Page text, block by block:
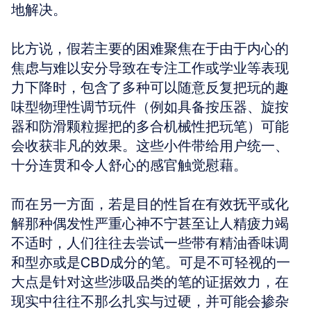
地解决。
比方说，假若主要的困难聚焦在于由于内心的
焦虑与难以安分导致在专注工作或学业等表现
力下降时，包含了多种可以随意反复把玩的趣
味型物理性调节玩件（例如具备按压器、旋按
器和防滑颗粒握把的多合机械性把玩笔）可能
会收获非凡的效果。这些小件带给用户统一、
十分连贯和令人舒心的感官触觉慰藉。
而在另一方面，若是目的性旨在有效抚平或化
解那种偶发性严重心神不宁甚至让人精疲力竭
不适时，人们往往去尝试一些带有精油香味调
和型亦或是CBD成分的笔。可是不可轻视的一
大点是针对这些涉吸品类的笔的证据效力，在
现实中往往不那么扎实与过硬，并可能会掺杂